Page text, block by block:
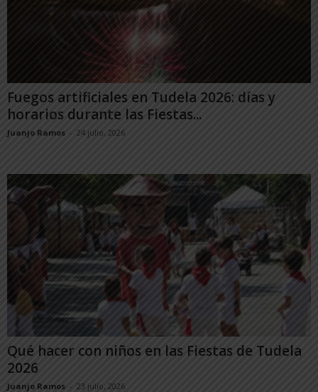
Fuegos artificiales en Tudela 2026: días y
horarios durante las Fiestas...
Juanjo Ramos - 24 julio, 2026
Qué hacer con niños en las Fiestas de Tudela
2026
Juanjo Ramos - 23 julio, 2026